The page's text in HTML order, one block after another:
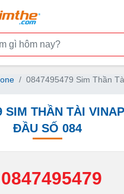
0847495479 Sim Thần
SIM THẦN TÀI
ĐẦU SỐ 084
0847495479